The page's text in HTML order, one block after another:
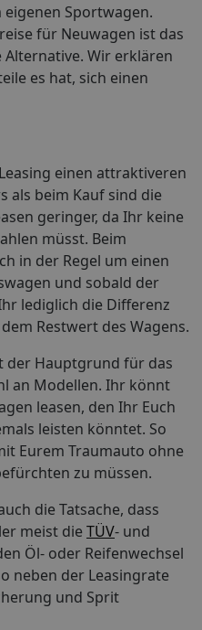
Sportwagen.
für Neuwagen ist das
Wir erklären
es hat, sich einen
einen attraktiveren
als beim Kauf sind die
geringer, da Ihr keine
müsst. Beim
in der Regel um einen
und sobald der
lediglich die Differenz
Restwert des Wagens.
der Hauptgrund für das
an Modellen. Ihr könnt
leasen, den Ihr Euch
leisten könntet. So
Eurem Traumauto ohne
zu müssen.
die Tatsache, dass
meist die TÜV- und
Öl- oder Reifenwechsel
neben der Leasingrate
und Sprit